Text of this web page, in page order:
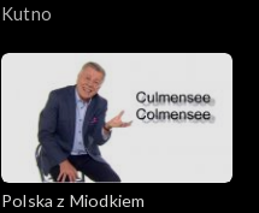
Kutno
Polska z Miodkiem